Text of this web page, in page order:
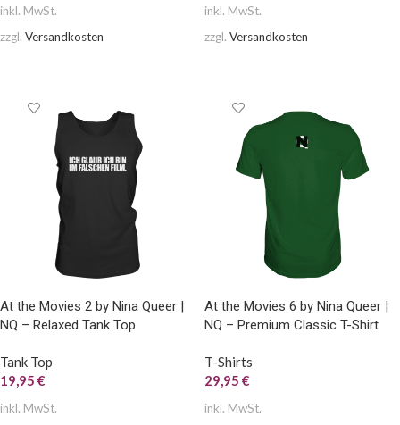
inkl. MwSt.
zzgl. Versandkosten
inkl. MwSt.
zzgl. Versandkosten
At the Movies 2 by Nina Queer |
NQ – Relaxed Tank Top
Tank Top
19,95 €
inkl. MwSt.
At the Movies 6 by Nina Queer |
NQ – Premium Classic T-Shirt
T-Shirts
29,95 €
inkl. MwSt.